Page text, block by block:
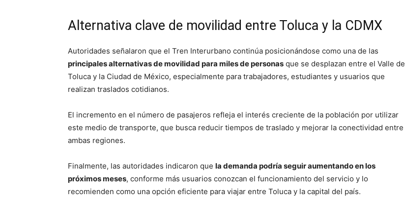
Alternativa clave de movilidad entre Toluca y la CDMX
Autoridades señalaron que el Tren Interurbano continúa posicionándose como una de las
principales alternativas de movilidad para miles de personas que se desplazan entre el Valle de
Toluca y la Ciudad de México, especialmente para trabajadores, estudiantes y usuarios que
realizan traslados cotidianos.
El incremento en el número de pasajeros refleja el interés creciente de la población por utilizar
este medio de transporte, que busca reducir tiempos de traslado y mejorar la conectividad entre
ambas regiones.
Finalmente, las autoridades indicaron que la demanda podría seguir aumentando en los
próximos meses, conforme más usuarios conozcan el funcionamiento del servicio y lo
recomienden como una opción eficiente para viajar entre Toluca y la capital del país.